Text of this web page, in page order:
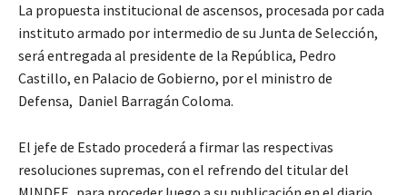
La propuesta institucional de ascensos, procesada por cada
instituto armado por intermedio de su Junta de Selección,
será entregada al presidente de la República, Pedro
Castillo, en Palacio de Gobierno, por el ministro de
Defensa, Daniel Barragán Coloma.
El jefe de Estado procederá a firmar las respectivas
resoluciones supremas, con el refrendo del titular del